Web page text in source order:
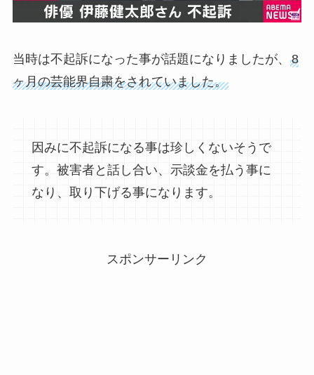
当時は不起訴になった事が話題になりましたが、 8
ヶ月の芸能界自粛をされていました。
因みに不起訴になる事は珍しくないそうで
す。被害者と話し合い、示談金を払う事に
なり、取り下げる事になります。
スポンサーリンク